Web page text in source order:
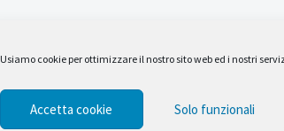
Usiamo cookie per ottimizzare il nostro sito web ed i nostri
Accetta cookie Solo funzionali
Design by Ferruccio